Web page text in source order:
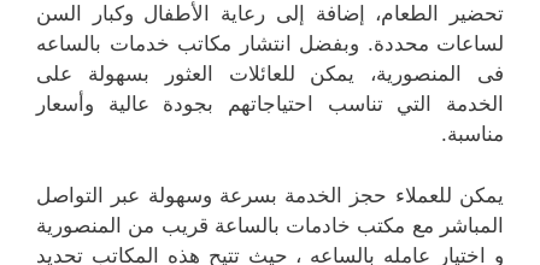
تحضير الطعام، إضافة إلى رعاية الأطفال وكبار السن
لساعات محددة. وبفضل انتشار مكاتب خدمات بالساعه
فى المنصورية، يمكن للعائلات العثور بسهولة على
الخدمة التي تناسب احتياجاتهم بجودة عالية وأسعار
مناسبة.
يمكن للعملاء حجز الخدمة بسرعة وسهولة عبر التواصل
المباشر مع مكتب خادمات بالساعة قريب من المنصورية
و اختيار عامله بالساعه ، حيث تتيح هذه المكاتب تحديد